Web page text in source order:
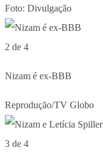
Foto: Divulgação
2 de 4
Nizam é ex-BBB
Reprodução/TV Globo
3 de 4